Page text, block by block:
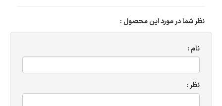
نظر شما در مورد این محصول :
نام :
نظر :